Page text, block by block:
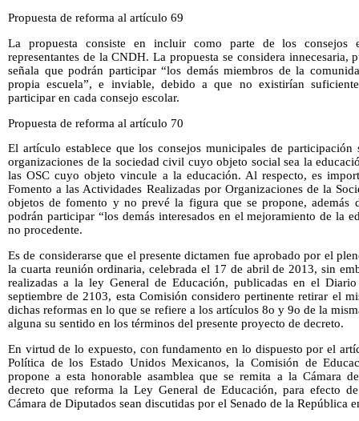
Propuesta de reforma al artículo 69
La propuesta consiste en incluir como parte de los consejos
representantes de la CNDH. La propuesta se considera innecesaria,
señala que podrán participar “los demás miembros de la
propia escuela”, e inviable, debido a que no existirían
participar en cada consejo escolar.
Propuesta de reforma al artículo 70
El artículo establece que los consejos municipales de
organizaciones de la sociedad civil cuyo objeto social sea la
las OSC cuyo objeto vincule a la educación. Al respecto, es
Fomento a las Actividades Realizadas por Organizaciones de la
objetos de fomento y no prevé la figura que se propone, además
podrán participar “los demás interesados en el mejoramiento de la
no procedente.
Es de considerarse que el presente dictamen fue aprobado por el
la cuarta reunión ordinaria, celebrada el 17 de abril de 2013, sin
realizadas a la ley General de Educación, publicadas en el
septiembre de 2103, esta Comisión considero pertinente retirar el
dichas reformas en lo que se refiere a los artículos 8o y 9o de la
alguna su sentido en los términos del presente proyecto de decreto.
En virtud de lo expuesto, con fundamento en lo dispuesto por el
Política de los Estado Unidos Mexicanos, la Comisión de
propone a esta honorable asamblea que se remita a la Cámara
decreto que reforma la Ley General de Educación, para efecto
Cámara de Diputados sean discutidas por el Senado de la República